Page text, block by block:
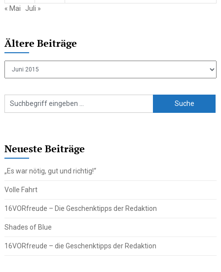
« Mai Juli »
Ältere Beiträge
Neueste Beiträge
„Es war nötig, gut und richtig!“
Volle Fahrt
16VORfreude – Die Geschenktipps der Redaktion
Shades of Blue
16VORfreude – die Geschenktipps der Redaktion